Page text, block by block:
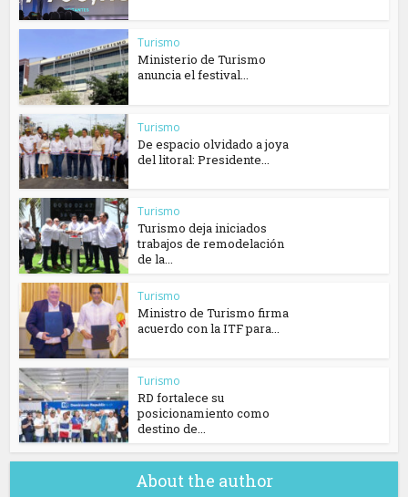
Turismo
Ministerio de Turismo
anuncia el festival...
Turismo
De espacio olvidado a joya
del litoral: Presidente...
Turismo
Turismo deja iniciados
trabajos de remodelación
de la...
Turismo
Ministro de Turismo firma
acuerdo con la ITF para...
Turismo
RD fortalece su
posicionamiento como
destino de...
About the author